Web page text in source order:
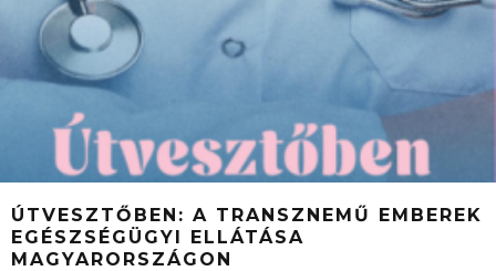
ÚTVESZTŐBEN: A TRANSZNEMŰ EMBEREK
EGÉSZSÉGÜGYI ELLÁTÁSA
MAGYARORSZÁGON